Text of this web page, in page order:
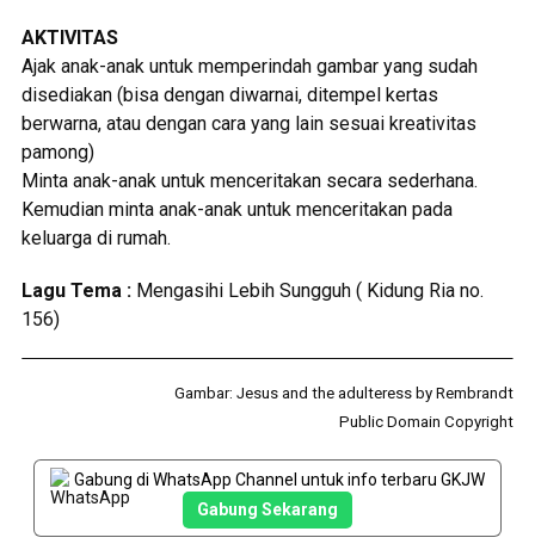
AKTIVITAS
Ajak anak-anak untuk memperindah gambar yang sudah
disediakan (bisa dengan diwarnai, ditempel kertas
berwarna, atau dengan cara yang lain sesuai kreativitas
pamong)
Minta anak-anak untuk menceritakan secara sederhana.
Kemudian minta anak-anak untuk menceritakan pada
keluarga di rumah.
Lagu Tema :Mengasihi Lebih Sungguh ( Kidung Ria no.
156)
Gambar: Jesus and the adulteress by Rembrandt
Public Domain Copyright
Gabung di WhatsApp Channel untuk info terbaru GKJW
Gabung Sekarang